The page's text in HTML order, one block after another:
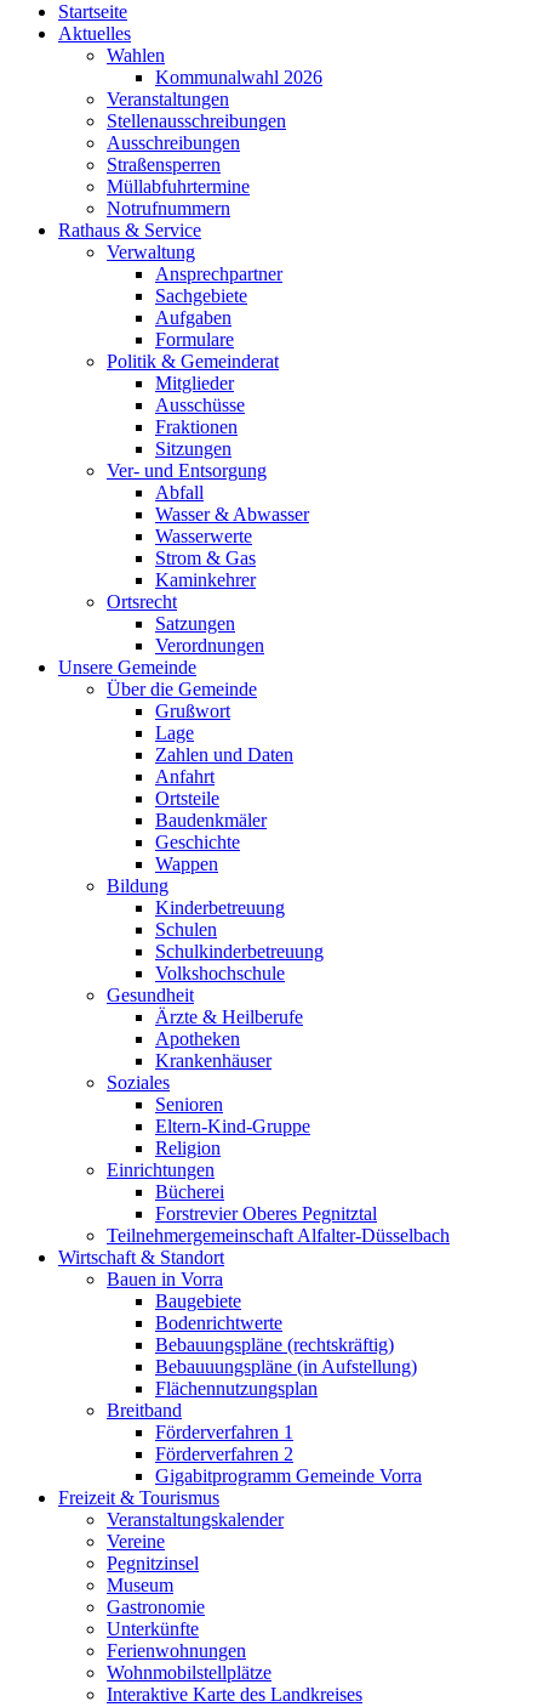
Startseite
Aktuelles
Wahlen
Kommunalwahl 2026
Veranstaltungen
Stellenausschreibungen
Ausschreibungen
Straßensperren
Müllabfuhrtermine
Notrufnummern
Rathaus & Service
Verwaltung
Ansprechpartner
Sachgebiete
Aufgaben
Formulare
Politik & Gemeinderat
Mitglieder
Ausschüsse
Fraktionen
Sitzungen
Ver- und Entsorgung
Abfall
Wasser & Abwasser
Wasserwerte
Strom & Gas
Kaminkehrer
Ortsrecht
Satzungen
Verordnungen
Unsere Gemeinde
Über die Gemeinde
Grußwort
Lage
Zahlen und Daten
Anfahrt
Ortsteile
Baudenkmäler
Geschichte
Wappen
Bildung
Kinderbetreuung
Schulen
Schulkinderbetreuung
Volkshochschule
Gesundheit
Ärzte & Heilberufe
Apotheken
Krankenhäuser
Soziales
Senioren
Eltern-Kind-Gruppe
Religion
Einrichtungen
Bücherei
Forstrevier Oberes Pegnitztal
Teilnehmergemeinschaft Alfalter-Düsselbach
Wirtschaft & Standort
Bauen in Vorra
Baugebiete
Bodenrichtwerte
Bebauungspläne (rechtskräftig)
Bebauuungspläne (in Aufstellung)
Flächennutzungsplan
Breitband
Förderverfahren 1
Förderverfahren 2
Gigabitprogramm Gemeinde Vorra
Freizeit & Tourismus
Veranstaltungskalender
Vereine
Pegnitzinsel
Museum
Gastronomie
Unterkünfte
Ferienwohnungen
Wohnmobilstellplätze
Interaktive Karte des Landkreises